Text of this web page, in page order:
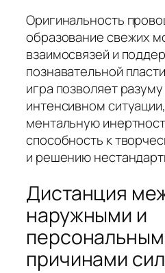
Оригинальность
образование свежих
взаимосвязей и
познавательной
игра позволяет
интенсивном
ментальную
способность к
и решению
Дистанция
наружными и
причинами